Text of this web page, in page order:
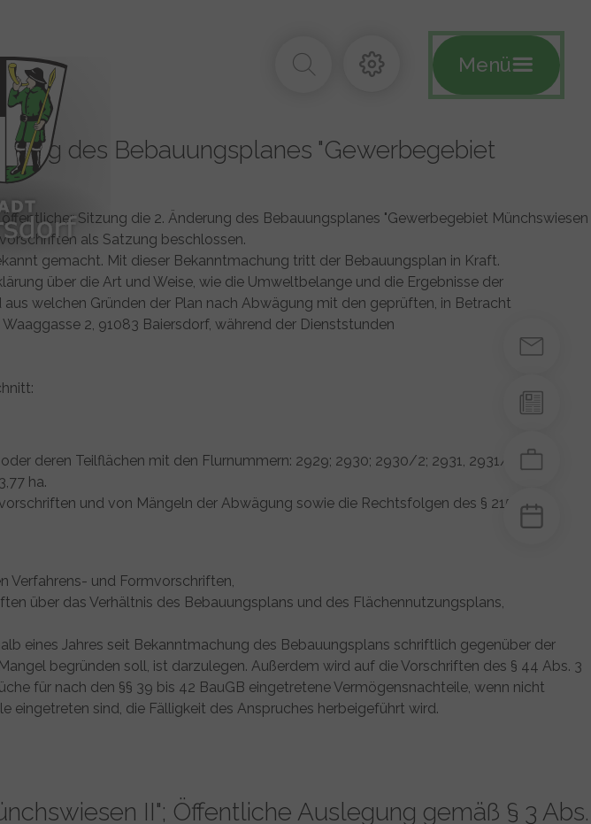
Menü
des Bebauungsplanes "Gewerbegebiet
Sitzung die 2. Änderung des Bebauungsplanes "Gewerbegebiet Münchswiesen
als Satzung beschlossen.
gemacht. Mit dieser Bekanntmachung tritt der Bebauungsplan in Kraft.
über die Art und Weise, wie die Umweltbelange und die Ergebnisse der
welchen Gründen der Plan nach Abwägung mit den geprüften, in Betracht
2, 91083 Baiersdorf, während der Dienststunden
deren Teilflächen mit den Flurnummern: 2929; 2930; 2930/2; 2931, 2931/2; 2932;
ha.
und von Mängeln der Abwägung sowie die Rechtsfolgen des § 215 Abs. 1
Verfahrens- und Formvorschriften,
über das Verhältnis des Bebauungsplans und des Flächennutzungsplans,
eines Jahres seit Bekanntmachung des Bebauungsplans schriftlich gegenüber der
begründen soll, ist darzulegen. Außerdem wird auf die Vorschriften des § 44 Abs. 3
für nach den §§ 39 bis 42 BauGB eingetretene Vermögensnachteile, wenn nicht
eingetreten sind, die Fälligkeit des Anspruches herbeigeführt wird.
II"; Öffentliche Auslegung gemäß § 3 Abs.